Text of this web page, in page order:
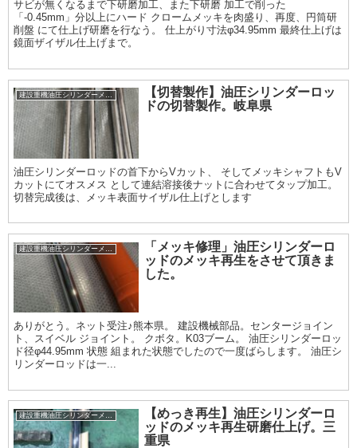
サビが無くなるまで下研磨加工、また下研磨 加工で削った
「-0.45mm」分以上にハード クロームメッキを肉盛り、再度、円筒研
削盤 にて仕上げ研磨を行なう。 仕上がり寸法φ34.95mm 最終仕上げは
鏡面ザイザル仕上げまで。
【切替製作】油圧シリンダーロッ
ドの切替製作。岐阜県
油圧シリンダーロッドの首下からVカット、 そしてメッキシャフトもV
カットにてオスメス として連結溶接後ナットに合わせてタップ加工。
切替完成後は、メッキ表面サイザル仕上げとします
建設重機油圧シリンダーメッキ加工履歴
「メッキ修理」油圧シリンダーロ
ッドのメッキ再生をさせて頂きま
した。
ありがとう。ネット受注♪熊本県。 建設機械部品。センタージョイン
ト、スイベル ジョイント。 クボタ。K03ブーム。 油圧シリンダーロッ
ド径φ44.95mm 状態 組まれた状態でしたので一度ばらします。 油圧シ
リンダーロッドは一...
建設重機油圧シリンダーメッキ加工履歴
【めっき再生】油圧シリンダーロ
ッドのメッキ再生研磨仕上げ。三
重県